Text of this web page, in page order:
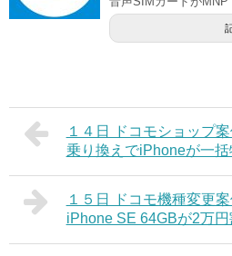
１４日 ドコモショップ
乗り換えでiPhoneが一括
１５日 ドコモ機種変更
iPhone SE 64GBが2万円